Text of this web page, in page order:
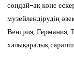
сондай-ақ көне
музейлендірудің
Венгрия, Германия,
халықаралық